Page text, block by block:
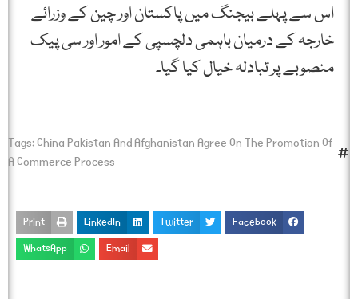
اس سے پہلے بیجنگ میں پاکستان اور چین کے وزرائے
خارجہ کے درمیان باہمی دلچسپی کے امور اور سی پیک
منصوبے پر تبادلہ خیال کیا گیا۔
Tags:China Pakistan And Afghanistan Agree On The Promotion Of
A Commerce Process
Facebook
Twitter
LinkedIn
Print
Email
WhatsApp